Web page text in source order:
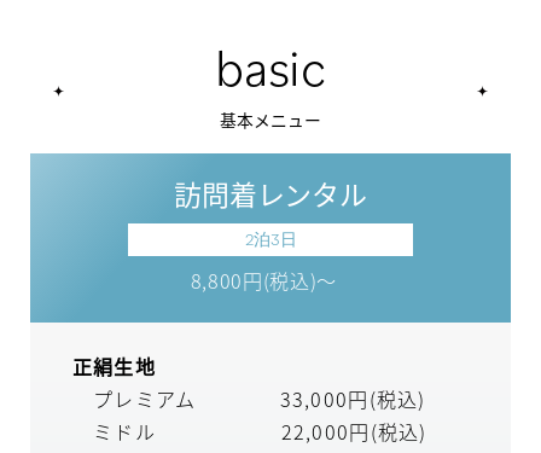
basic
基本メニュー
訪問着レンタル
2泊3日
8,800円(税込)～
正絹生地
プレミアム 33,000円(税込)
ミドル 22,000円(税込)